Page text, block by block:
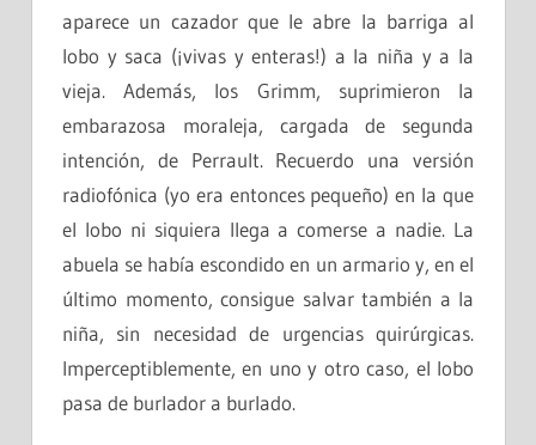
aparece un cazador que le abre la barriga al
lobo y saca (¡vivas y enteras!) a la niña y a la
vieja. Además, los Grimm, suprimieron la
embarazosa moraleja, cargada de segunda
intención, de Perrault. Recuerdo una versión
radiofónica (yo era entonces pequeño) en la que
el lobo ni siquiera llega a comerse a nadie. La
abuela se había escondido en un armario y, en el
último momento, consigue salvar también a la
niña, sin necesidad de urgencias quirúrgicas.
Imperceptiblemente, en uno y otro caso, el lobo
pasa de burlador a burlado.